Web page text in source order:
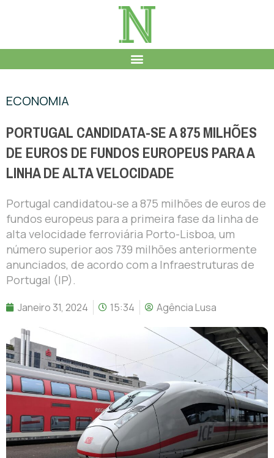
ECONOMIA
PORTUGAL CANDIDATA-SE A 875 MILHÕES
DE EUROS DE FUNDOS EUROPEUS PARA A
LINHA DE ALTA VELOCIDADE
Portugal candidatou-se a 875 milhões de euros de
fundos europeus para a primeira fase da linha de
alta velocidade ferroviária Porto-Lisboa, um
número superior aos 739 milhões anteriormente
anunciados, de acordo com a Infraestruturas de
Portugal (IP).
Janeiro 31, 2024 15:34 Agência Lusa